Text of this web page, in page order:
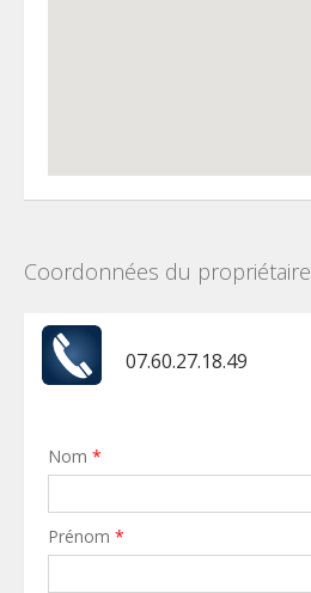
Coordonnées du propriétaire
07.60.27.18.49
Nom *
Prénom *